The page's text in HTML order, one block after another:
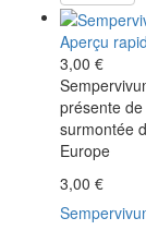
Aperçu
3,00 €
présente
surmontée
Europe
3,00 €